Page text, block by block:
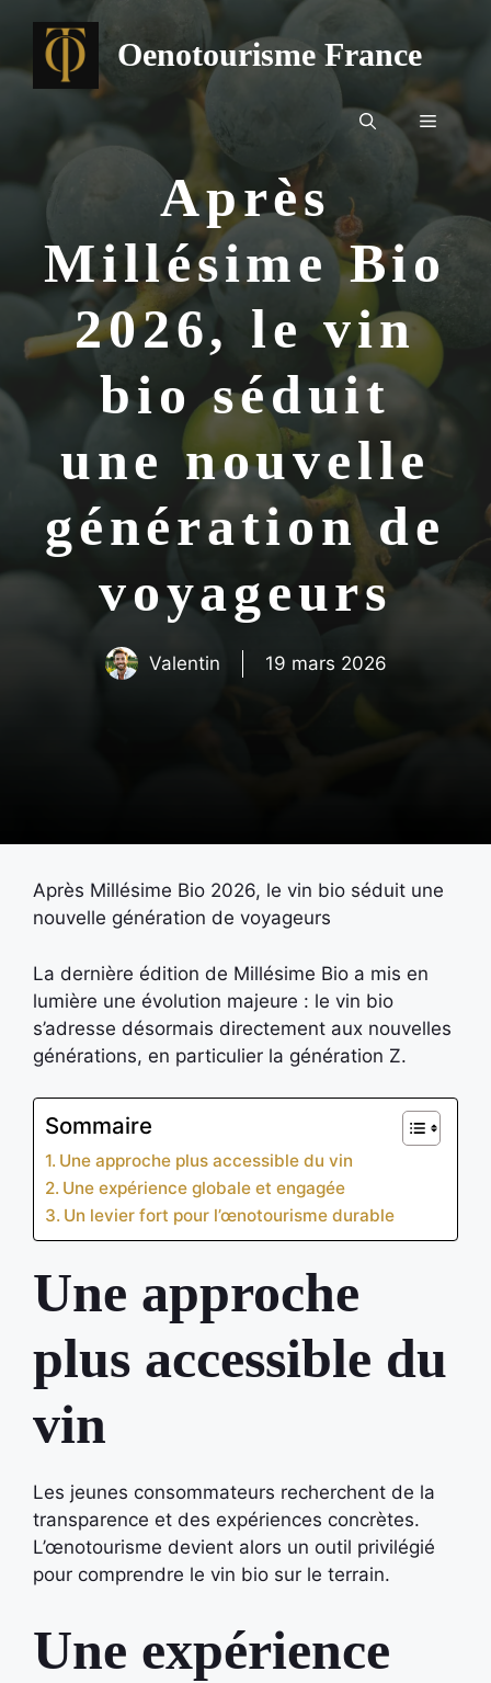
contenu
Oenotourisme France
Menu
Après
Millésime Bio
2026, le vin
bio séduit
une nouvelle
génération de
voyageurs
Valentin 19 mars 2026
Après Millésime Bio 2026, le vin bio séduit une
nouvelle génération de voyageurs
La dernière édition de Millésime Bio a mis en
lumière une évolution majeure : le vin bio
s’adresse désormais directement aux nouvelles
générations, en particulier la génération Z.
Sommaire
Une approche plus accessible du vin
Une expérience globale et engagée
Un levier fort pour l’œnotourisme durable
Une approche
plus accessible du
vin
Les jeunes consommateurs recherchent de la
transparence et des expériences concrètes.
L’œnotourisme devient alors un outil privilégié
pour comprendre le vin bio sur le terrain.
Une expérience